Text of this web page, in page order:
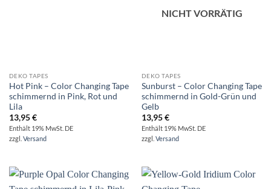
DEKO TAPES
Hot Pink – Color Changing Tape
schimmernd in Pink, Rot und
Lila
13,95€
Enthält 19% MwSt. DE
zzgl. Versand
NICHT VORRÄTIG
DEKO TAPES
Sunburst – Color Changing Tape
schimmernd in Gold-Grün und
Gelb
13,95€
Enthält 19% MwSt. DE
zzgl. Versand